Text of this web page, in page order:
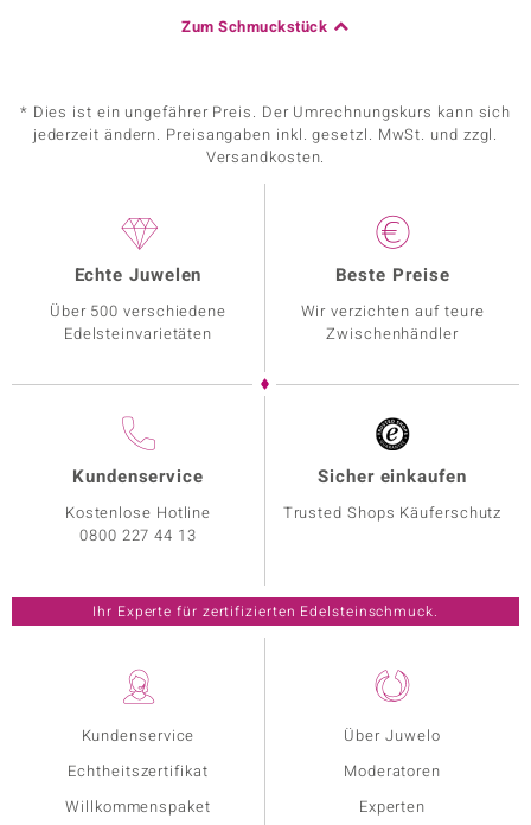
Zum Schmuckstück
* Dies ist ein ungefährer Preis. Der Umrechnungskurs kann sich
jederzeit ändern. Preisangaben inkl. gesetzl. MwSt. und zzgl.
Versandkosten.
Kundenservice
Echtheitszertifikat
Willkommenspaket
Über Juwelo
Moderatoren
Experten
Echte Juwelen
Über 500 verschiedene
Edelsteinvarietäten
Beste Preise
Wir verzichten auf teure
Zwischenhändler
Kundenservice
Kostenlose Hotline
0800 227 44 13
Sicher einkaufen
Trusted Shops Käuferschutz
Ihr Experte für zertifizierten Edelsteinschmuck.